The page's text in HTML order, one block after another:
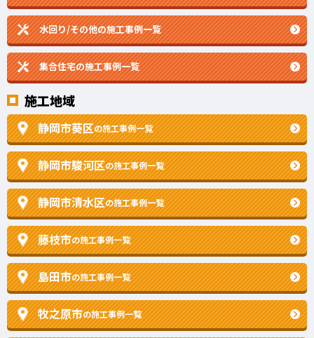
水回り/その他の施工事例一覧
集合住宅の施工事例一覧
施工地域
静岡市葵区の施工事例一覧
静岡市駿河区の施工事例一覧
静岡市清水区の施工事例一覧
藤枝市の施工事例一覧
島田市の施工事例一覧
牧之原市の施工事例一覧